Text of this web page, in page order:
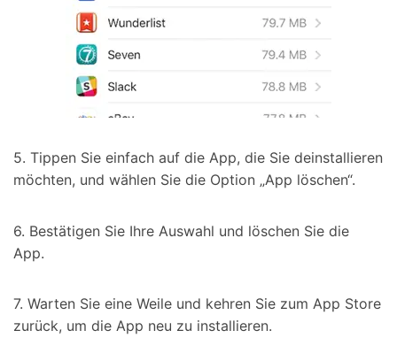
5. Tippen Sie einfach auf die App, die Sie deinstallieren
möchten, und wählen Sie die Option „App löschen“.
6. Bestätigen Sie Ihre Auswahl und löschen Sie die
App.
7. Warten Sie eine Weile und kehren Sie zum App Store
zurück, um die App neu zu installieren.